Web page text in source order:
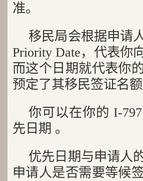
准。
移民局会根据申请
Priority Date，代表你
而这个日期就代表你
预定了其移民签证名额
你可以在你的 I-
先日期 。
优先日期与申请人
申请人是否需要等候